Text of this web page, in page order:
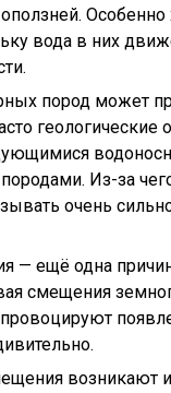
Особенно
вода в них
пород может
геологические
Из-за
очень
— ещё одна
смещения
возникают